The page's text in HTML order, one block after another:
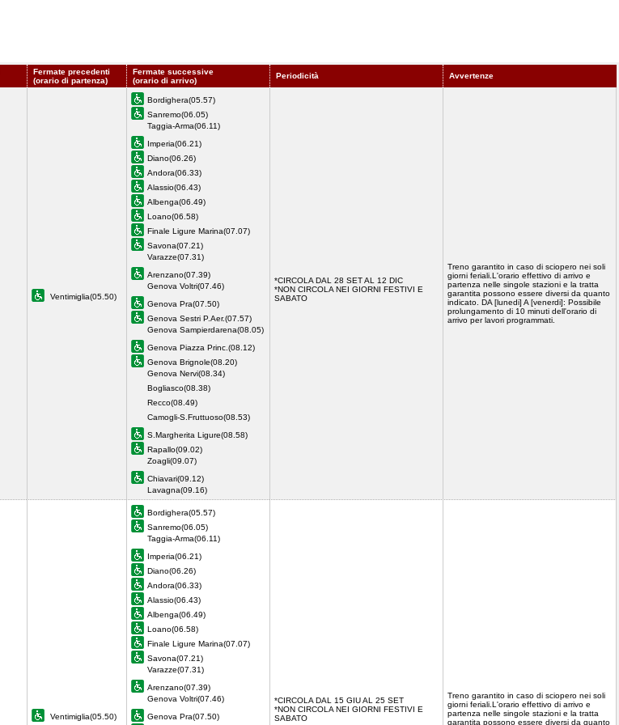
Fermate precedenti
(orario di partenza)
Fermate successive
(orario di arrivo)
Periodicità Avvertenze
Ventimiglia(05.50)
Bordighera(05.57)
Sanremo(06.05)
Taggia-Arma(06.11)
Imperia(06.21)
Diano(06.26)
Andora(06.33)
Alassio(06.43)
Albenga(06.49)
Loano(06.58)
Finale Ligure Marina(07.07)
Savona(07.21)
Varazze(07.31)
Arenzano(07.39)
Genova Voltri(07.46)
Genova Pra(07.50)
Genova Sestri P.Aer.(07.57)
Genova Sampierdarena(08.05)
Genova Piazza Princ.(08.12)
Genova Brignole(08.20)
Genova Nervi(08.34)
Bogliasco(08.38)
Recco(08.49)
Camogli-S.Fruttuoso(08.53)
S.Margherita Ligure(08.58)
Rapallo(09.02)
Zoagli(09.07)
Chiavari(09.12)
Lavagna(09.16)
*CIRCOLA DAL 28 SET AL 12 DIC
*NON CIRCOLA NEI GIORNI FESTIVI E
SABATO
Treno garantito in caso di sciopero nei soli
giorni feriali.L'orario effettivo di arrivo e
partenza nelle singole stazioni e la tratta
garantita possono essere diversi da quanto
indicato. DA [lunedi] A [venerdi]: Possibile
prolungamento di 10 minuti dell'orario di
arrivo per lavori programmati.
Ventimiglia(05.50)
Bordighera(05.57)
Sanremo(06.05)
Taggia-Arma(06.11)
Imperia(06.21)
Diano(06.26)
Andora(06.33)
Alassio(06.43)
Albenga(06.49)
Loano(06.58)
Finale Ligure Marina(07.07)
Savona(07.21)
Varazze(07.31)
Arenzano(07.39)
Genova Voltri(07.46)
Genova Pra(07.50)
*CIRCOLA DAL 15 GIU AL 25 SET
*NON CIRCOLA NEI GIORNI FESTIVI E
SABATO
Treno garantito in caso di sciopero nei soli
giorni feriali.L'orario effettivo di arrivo e
partenza nelle singole stazioni e la tratta
garantita possono essere diversi da quanto